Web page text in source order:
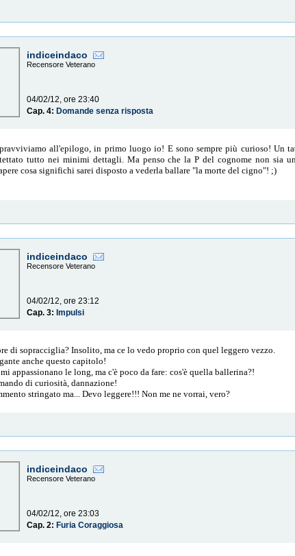
indiceindaco
Recensore Veterano
04/02/12, ore 23:40
Cap. 4: Domande senza risposta
all'epilogo, in primo luogo io! E sono sempre più curioso! Un
tutto nei minimi dettagli. Ma penso che la P del cognome non sia
cosa significhi sarei disposto a vederla ballare "la morte del cigno"! ;)
indiceindaco
Recensore Veterano
04/02/12, ore 23:12
Cap. 3: Impulsi
di sopracciglia? Insolito, ma ce lo vedo proprio con quel leggero vezzo.
anche questo capitolo!
appassionano le long, ma c'è poco da fare: cos'è quella ballerina?!
di curiosità, dannazione!
stringato ma... Devo leggere!!! Non me ne vorrai, vero?
indiceindaco
Recensore Veterano
04/02/12, ore 23:03
Cap. 2: Furia Coraggiosa